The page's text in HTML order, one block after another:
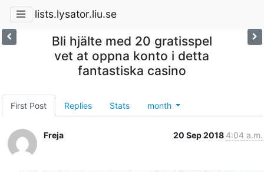
lists.lysator.liu.se
Bli hjälte med 20 gratisspel
vet at oppna konto i detta
fantastiska casino
First Post Replies Stats month
Freja 20 Sep 2018 4:04 a.m.